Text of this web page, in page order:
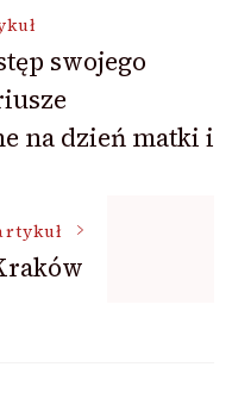
swojego
na dzień matki i